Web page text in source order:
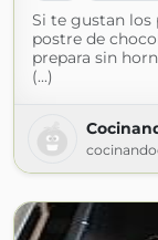
Si te gustan los
postre de
prepara sin
(...)